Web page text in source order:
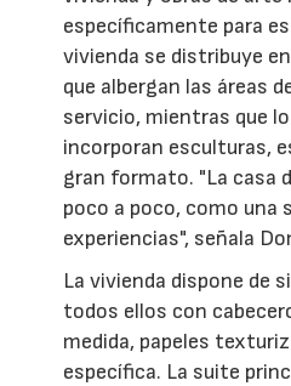
específicamente para
vivienda se distribuye
que albergan las áreas
servicio, mientras que
incorporan esculturas,
gran formato. "La casa
poco a poco, como una
experiencias", señala
La vivienda dispone de
todos ellos con
medida, papeles
específica. La suite